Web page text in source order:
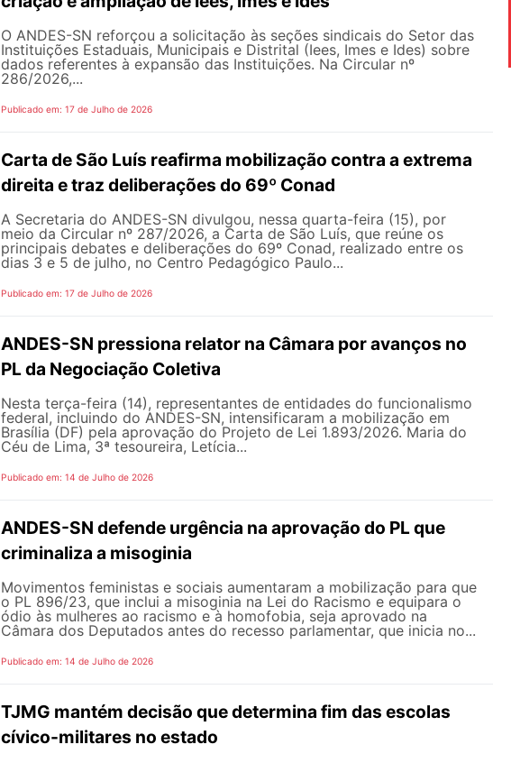
O ANDES-SN reforçou a solicitação às seções sindicais do Setor das
Instituições Estaduais, Municipais e Distrital (Iees, Imes e Ides) sobre
dados referentes à expansão das Instituições. Na Circular nº
286/2026,...
Publicado em: 17 de Julho de 2026
Carta de São Luís reafirma mobilização contra a extrema
direita e traz deliberações do 69º Conad
A Secretaria do ANDES-SN divulgou, nessa quarta-feira (15), por
meio da Circular nº 287/2026, a Carta de São Luís, que reúne os
principais debates e deliberações do 69º Conad, realizado entre os
dias 3 e 5 de julho, no Centro Pedagógico Paulo...
Publicado em: 17 de Julho de 2026
ANDES-SN pressiona relator na Câmara por avanços no
PL da Negociação Coletiva
Nesta terça-feira (14), representantes de entidades do funcionalismo
federal, incluindo do ANDES-SN, intensificaram a mobilização em
Brasília (DF) pela aprovação do Projeto de Lei 1.893/2026. Maria do
Céu de Lima, 3ª tesoureira, Letícia...
Publicado em: 14 de Julho de 2026
ANDES-SN defende urgência na aprovação do PL que
criminaliza a misoginia
Movimentos feministas e sociais aumentaram a mobilização para que
o PL 896/23, que inclui a misoginia na Lei do Racismo e equipara o
ódio às mulheres ao racismo e à homofobia, seja aprovado na
Câmara dos Deputados antes do recesso parlamentar, que inicia no...
Publicado em: 14 de Julho de 2026
TJMG mantém decisão que determina fim das escolas
cívico-militares no estado